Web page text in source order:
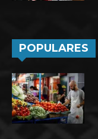
POPULARES